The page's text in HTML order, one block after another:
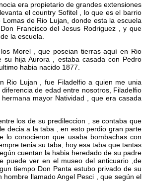
era propietario de grandes extensiones
el country Sofitel , lo que es el barrio
de Rio Lujan, donde esta la escuela
Francisco del Jesus Rodriguez , y que
la escuela.
Morel , que poseian tierras aquí en Rio
hija Aurora , estaba casada con Pedro
habia nacido 1877.
Rio Lujan , fue Filadelfio a quien me unia
de edad entre nosotros, Filadelfio
mayor Natividad , que era casada
los de su predileccion , se contaba que
decia a la taba , en esto perdio gran parte
lo conocieron que usaba bombachas con
tenia su taba, hoy esa taba que tantas
cuentan la habia heredado de su padre
puede ver en el museo del anticuario ,de
tiempo Don Panta estubo privado de su
llamado Angel Pesci , que según el